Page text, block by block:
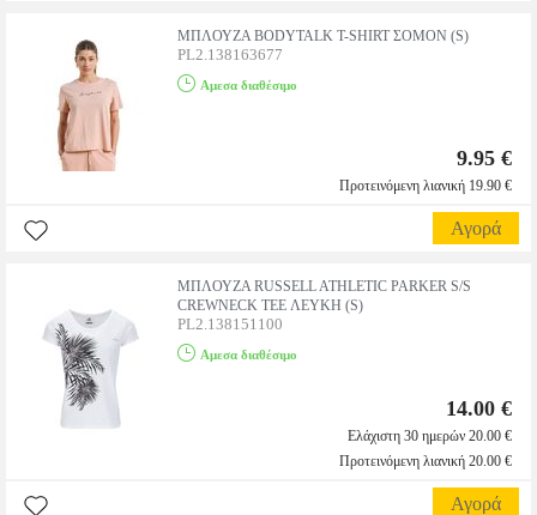
ΜΠΛΟΥΖΑ BODYTALK T-SHIRT ΣΟΜΟΝ (S)
PL2.138163677
Αμεσα διαθέσιμο
9.95 €
Προτεινόμενη λιανική 19.90 €
Αγορά
ΜΠΛΟΥΖΑ RUSSELL ATHLETIC PARKER S/S
CREWNECK TEE ΛΕΥΚΗ (S)
PL2.138151100
Αμεσα διαθέσιμο
14.00 €
Ελάχιστη 30 ημερών 20.00 €
Προτεινόμενη λιανική 20.00 €
Αγορά